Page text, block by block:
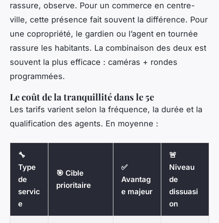
rassure, observe. Pour un commerce en centre-
ville, cette présence fait souvent la différence. Pour
une copropriété, le gardien ou l’agent en tournée
rassure les habitants. La combinaison des deux est
souvent la plus efficace : caméras + rondes
programmées.
Le coût de la tranquillité dans le 5e
Les tarifs varient selon la fréquence, la durée et la
qualification des agents. En moyenne :
🔧
Type
de
servic
e
🎯 Cible
prioritaire
✅
Avantag
e majeur
🚨
Niveau
de
dissuasi
on